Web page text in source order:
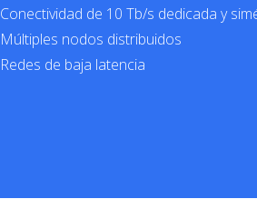
Conectividad de 10 Tb/s dedicada y
Múltiples nodos distribuidos
Redes de baja latencia